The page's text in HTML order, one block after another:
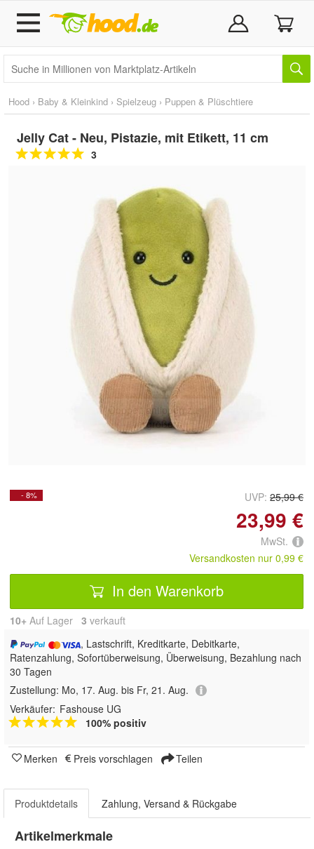
Hood › Baby & Kleinkind › Spielzeug › Puppen & Plüschtiere
Jelly Cat - Neu, Pistazie, mit Etikett, 11 cm
3
Doppelt antippen zum
vergrößern
- 8% UVP: 25,99 €
23,99 €
MwSt.
Versandkosten nur 0,99 €
In den Warenkorb
10+ Auf Lager 3 verkauft
, Lastschrift, Kreditkarte, Debitkarte,
Ratenzahlung, Sofortüberweisung, Überweisung, Bezahlung nach
30 Tagen
Zustellung: Mo, 17. Aug. bis Fr, 21. Aug.
Verkäufer: Fashouse UG
100% positiv
Merken Preis vorschlagen Teilen
Produktdetails Zahlung, Versand & Rückgabe
Artikelmerkmale